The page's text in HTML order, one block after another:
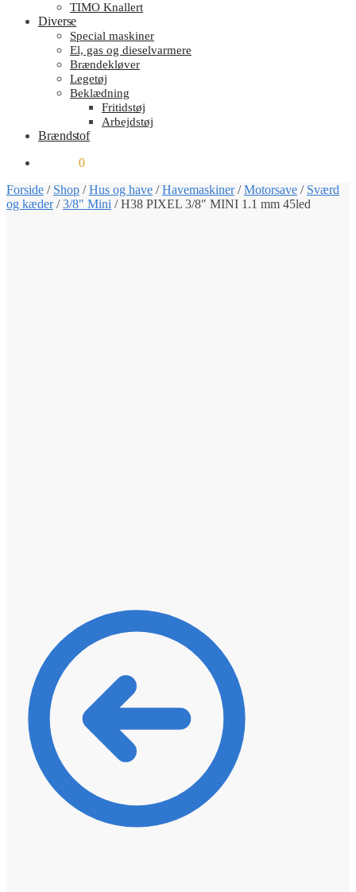
TIMO Knallert
Diverse
Special maskiner
El, gas og dieselvarmere
Brændekløver
Legetøj
Beklædning
Fritidstøj
Arbejdstøj
Brændstof
0
Forside / Shop /Hus og have /Havemaskiner/Motorsave / Sværd
og kæder/3/8" Mini /H38 PIXEL 3/8″ MINI 1.1 mm 45led